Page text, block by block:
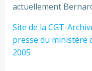
actuellement
Site de la CGT-
presse du ministère
2005